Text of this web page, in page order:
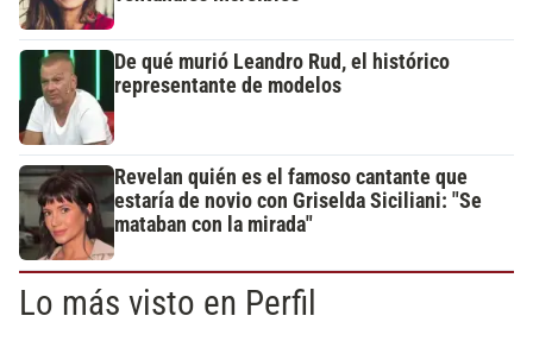
De qué murió Leandro Rud, el histórico
representante de modelos
Revelan quién es el famoso cantante que
estaría de novio con Griselda Siciliani: "Se
mataban con la mirada"
Lo más visto en Perfil